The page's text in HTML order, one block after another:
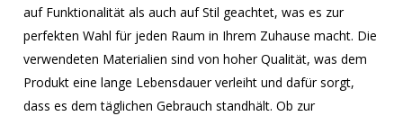
auf Funktionalität als auch auf Stil geachtet, was es zur
perfekten Wahl für jeden Raum in Ihrem Zuhause macht. Die
verwendeten Materialien sind von hoher Qualität, was dem
Produkt eine lange Lebensdauer verleiht und dafür sorgt,
dass es dem täglichen Gebrauch standhält. Ob zur